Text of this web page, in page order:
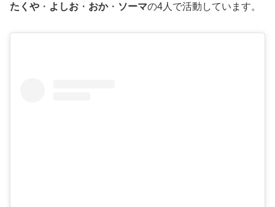
たくや ・ よしお ・ おか・ ソーマの4人で活動しています。